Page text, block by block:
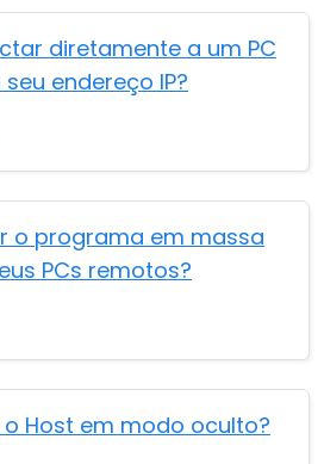
diretamente a um PC
endereço IP?
o programa em massa
PCs remotos?
Host em modo oculto?